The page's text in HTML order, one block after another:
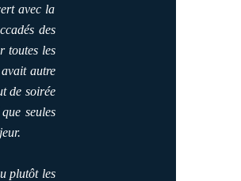
avec la
des
toutes les
autre
de soirée
seules
plutôt les